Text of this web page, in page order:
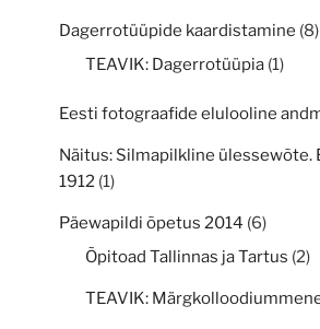
Dagerrotüüpide kaardistamine (8)
TEAVIK: Dagerrotüüpia (1)
Eesti fotograafide elulooline
Näitus: Silmapilkline ülessewõte.
1912 (1)
Päewapildi õpetus 2014 (6)
Õpitoad Tallinnas ja Tartus (2)
TEAVIK: